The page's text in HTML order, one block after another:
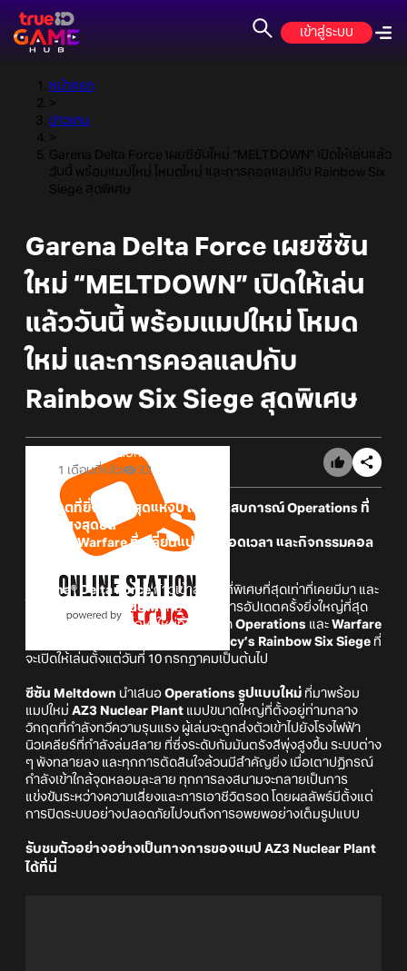
เข้าสู่ระบบ
หน้าแรก
>
ข่าวเกม
>
Garena Delta Force เผยซีซันใหม่ “MELTDOWN” เปิดให้เล่นแล้ว
วันนี้ พร้อมแมปใหม่ โหมดใหม่ และการคอลแลปกับ Rainbow Six
Siege สุดพิเศษ
Garena Delta Force เผยซีซัน
ใหม่ “MELTDOWN” เปิดให้เล่น
แล้ววันนี้ พร้อมแมปใหม่ โหมด
ใหม่ และการคอลแลปกับ
Rainbow Six Siege สุดพิเศษ
Online Station
1 เดือนที่แล้ว
32
• อัปเดตที่ยิ่งใหญ่ที่สุดแห่งปี เปิดประสบการณ์ Operations ที่
เดิมพันสูงสุดขีด
• สมรภูมิ Warfare ที่เปลี่ยนแปลงตลอดเวลา และกิจกรรมคอล
แลปสุดเดือด
Garena® Delta Forceก้าวเข้าสู่ซีซันที่พิเศษที่สุดเท่าที่เคยมีมา และ
Meltdown ที่มาพร้อมการอัปเดตครั้งยิ่งใหญ่ที่สุด
แห่งปี อัดแน่นด้วยเนื้อหาใหม่ทั้งในโหมด Operations และ Warfare
Tom Clancy’s Rainbow Six Siege ที่
จะเปิดให้เล่นตั้งแต่วันที่ 10 กรกฎาคมเป็นต้นไป
ซีซัน Meltdown นำเสนอ Operations รูปแบบใหม่ ที่มาพร้อม
แมปใหม่ AZ3 Nuclear Plant แมปขนาดใหญ่ที่ตั้งอยู่ท่ามกลาง
วิกฤตที่กำลังทวีความรุนแรง ผู้เล่นจะถูกส่งตัวเข้าไปยังโรงไฟฟ้า
นิวเคลียร์ที่กำลังล่มสลาย ที่ซึ่งระดับกัมมันตรังสีพุ่งสูงขึ้น ระบบต่าง
ๆ พังทลายลง และทุกการตัดสินใจล้วนมีสำคัญยิ่ง เมื่อเตาปฏิกรณ์
กำลังเข้าใกล้จุดหลอมละลาย ทุกการลงสนามจะกลายเป็นการ
แข่งขันระหว่างความเสี่ยงและการเอาชีวิตรอด โดยผลลัพธ์มีตั้งแต่
การปิดระบบอย่างปลอดภัยไปจนถึงการอพยพอย่างเต็มรูปแบบ
รับชมตัวอย่างอย่างเป็นทางการของแมป AZ3 Nuclear Plant
ได้ที่นี่